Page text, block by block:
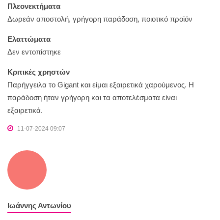
Πλεονεκτήματα
Δωρεάν αποστολή, γρήγορη παράδοση, ποιοτικό προϊόν
Ελαττώματα
Δεν εντοπίστηκε
Κριτικές χρηστών
Παρήγγειλα το Gigant και είμαι εξαιρετικά χαρούμενος. Η
παράδοση ήταν γρήγορη και τα αποτελέσματα είναι
εξαιρετικά.
11-07-2024 09:07
Ιωάννης Αντωνίου